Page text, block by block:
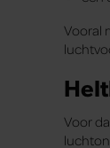
Vooral
Voor